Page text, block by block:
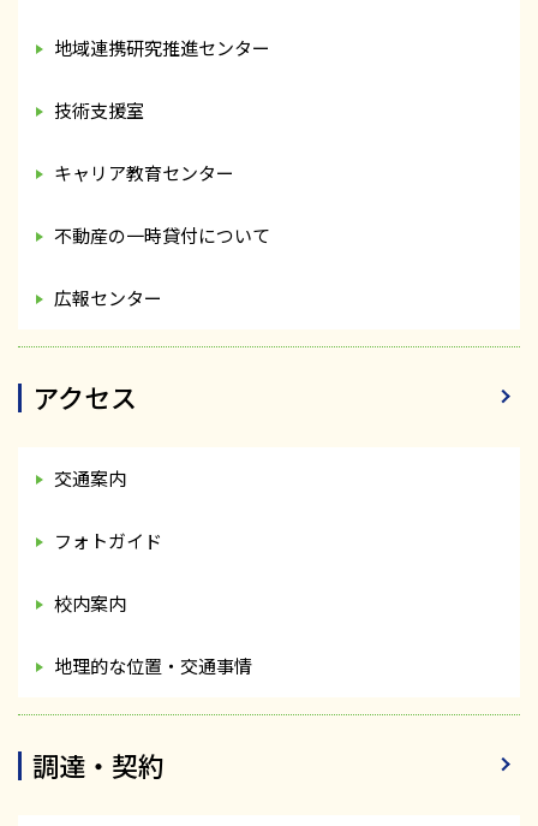
地域連携研究推進センター
技術支援室
キャリア教育センター
不動産の一時貸付について
広報センター
アクセス
交通案内
フォトガイド
校内案内
地理的な位置・交通事情
調達・契約